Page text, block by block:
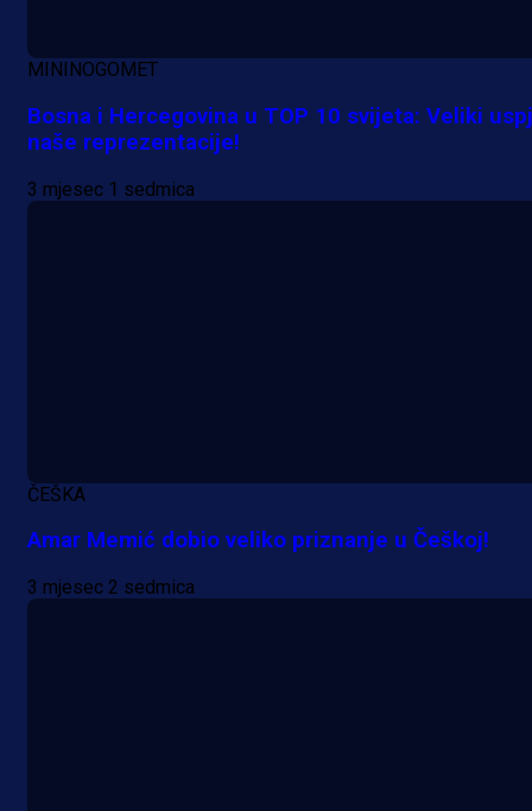
1 dan 12 h
MININOGOMET
Bosna i Hercegovina u TOP 10 svijeta: Veliki
naše reprezentacije!
3 mjesec 1 sedmica
ČEŠKA
Amar Memić dobio veliko priznanje u Češkoj!
3 mjesec 2 sedmica